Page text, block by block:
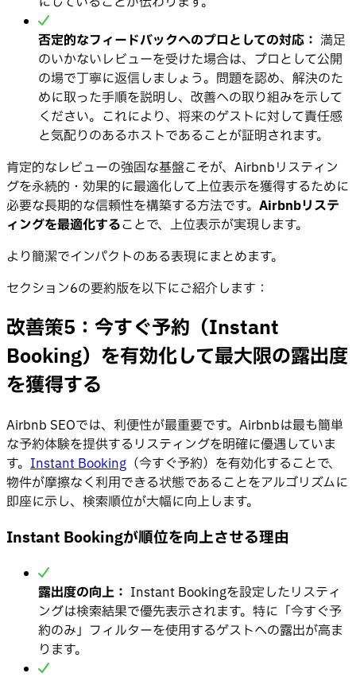
否定的なフィードバックへのプロとしての対応： 満足
のいかないレビューを受けた場合は、プロとして公開
の場で丁寧に返信しましょう。問題を認め、解決のた
めに取った手順を説明し、改善への取り組みを示して
ください。これにより、将来のゲストに対して責任感
と気配りのあるホストであることが証明されます。
肯定的なレビューの強固な基盤こそが、Airbnbリスティン
グを永続的・効果的に最適化して上位表示を獲得するために
必要な長期的な信頼性を構築する方法です。 Airbnbリステ
ィングを最適化することで、上位表示が実現します。
より簡潔でインパクトのある表現にまとめます。
セクション6の要約版を以下にご紹介します：
改善策5：今すぐ予約（Instant
Booking）を有効化して最大限の露出度
を獲得する
Airbnb SEOでは、利便性が最重要です。Airbnbは最も簡単
な予約体験を提供するリスティングを明確に優遇していま
す。 Instant Booking （今すぐ予約）を有効化することで、
物件が摩擦なく利用できる状態であることをアルゴリズムに
即座に示し、検索順位が大幅に向上します。
Instant Bookingが順位を向上させる理由
露出度の向上： Instant Bookingを設定したリスティ
ングは検索結果で優先表示されます。特に「今すぐ予
約のみ」フィルターを使用するゲストへの露出が高ま
ります。